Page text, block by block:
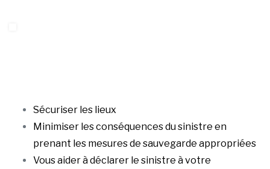
Sécuriser les lieux
Minimiser les conséquences du sinistre en
prenant les mesures de sauvegarde appropriées
Vous aider à déclarer le sinistre à votre